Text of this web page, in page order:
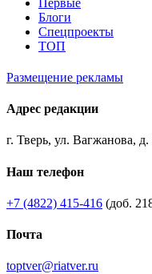
Блоги
Спецпроекты
ТОП
Размещение рекламы
Адрес редакции
г. Тверь, ул. Вагжанова, д.
Наш телефон
+7 (4822) 415-416 (доб.
Почта
toptver@riatver.ru